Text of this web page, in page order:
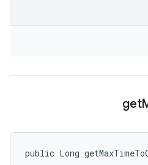
get
public Long